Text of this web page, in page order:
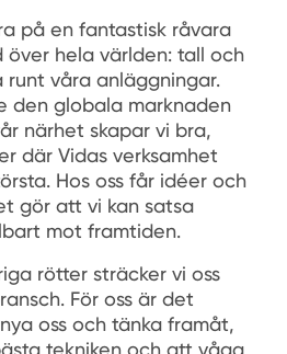
på en fantastisk råvara
hela världen: tall och
runt våra anläggningar.
den globala marknaden
närhet skapar vi bra,
där Vidas verksamhet
Hos oss får idéer och
gör att vi kan satsa
mot framtiden.
rötter sträcker vi oss
För oss är det
oss och tänka framåt,
tekniken och att våga